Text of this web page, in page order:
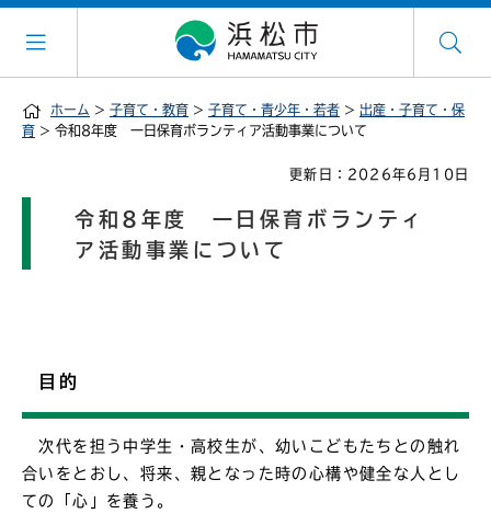
ホーム > 子育て・教育 > 子育て・青少年・若者 > 出産・子育て・保
育 > 令和8年度 一日保育ボランティア活動事業について
更新日：2026年6月10日
令和8年度 一日保育ボランティ
ア活動事業について
目的
次代を担う中学生・高校生が、幼いこどもたちとの触れ
合いをとおし、将来、親となった時の心構や健全な人とし
ての「心」を養う。